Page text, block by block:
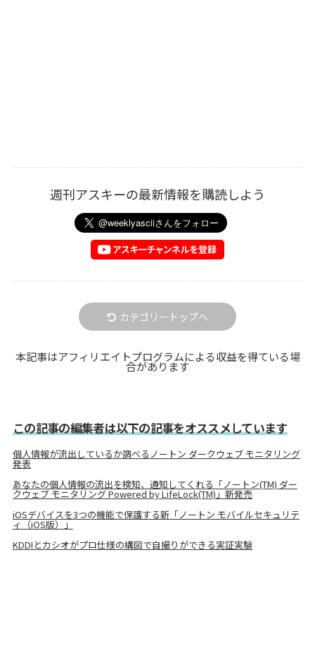
週刊アスキーの最新情報を購読しよう
カテゴリートップへ
本記事はアフィリエイトプログラムによる収益を得ている場
合があります
この記事の編集者は以下の記事をオススメしています
個人情報が流出しているか調べるノートン ダークウェブ モニタリング
発表
あなたの個人情報の流出を検知、通知してくれる「ノートン(TM) ダー
クウェブ モニタリング Powered by LifeLock(TM)」新発売
iOSデバイスを3つの機能で保護する新「ノートン モバイルセキュリテ
ィ（iOS版）」
KDDIとカシオがプロ仕様の構図で自撮りができる実証実験